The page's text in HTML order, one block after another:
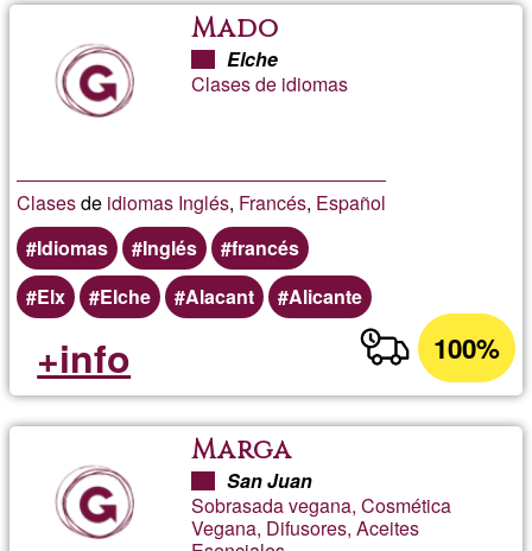
Mado
Elche
Clases de idiomas
Clasesde idiomas Inglés, Francés, Español
Idiomas
Inglés
francés
Elx
Elche Alacant Alicante
100%
+info
Marga
San Juan
Sobrasada vegana, Cosmética
Vegana, Difusores, Aceites